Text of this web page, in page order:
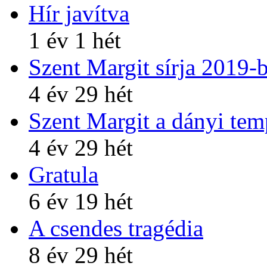
Hír javítva
1 év 1 hét
Szent Margit sírja 2019-
4 év 29 hét
Szent Margit a dányi
4 év 29 hét
Gratula
6 év 19 hét
A csendes tragédia
8 év 29 hét